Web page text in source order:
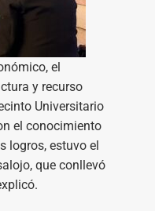
el
y recurso
Universitario
el conocimiento
logros, estuvo el
que conllevó